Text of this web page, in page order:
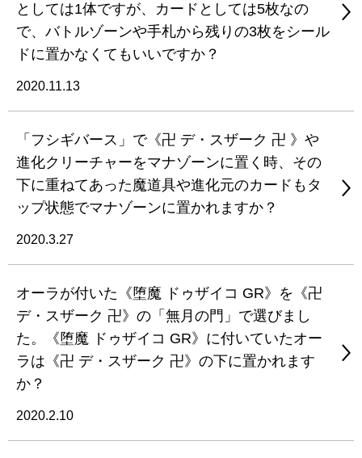
としては1体ですが、カードとしては5枚なの
で、バトルゾーンや手札から残りの3枚をシール
ドに置かなくてもいいですか？
2020.11.13
「フシギバース」で《卍 デ・スザーク 卍 》や
進化クリーチャーをマナゾーンに置く時、その
下に重ねてあった魔道具や進化元のカードもタ
ップ状態でマナゾーンに置かれますか？
2020.3.27
オーラが付いた《堕魔 ドゥザイコ GR》を《卍
デ・スザーク 卍》の「無月の門」で選びまし
た。《堕魔 ドゥザイコ GR》に付いていたオー
ラは《卍 デ・スザーク 卍》の下に置かれます
か？
2020.2.10